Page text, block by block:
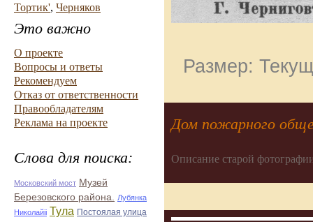
Тортик', Черняков
Это важно
О проекте
Вопросы и ответы
Рекомендуем
Отказ от ответственности
Правообладателям
Реклама на проекте
Слова для поиска:
Московский мост Музей
Березовского района. Лубянка
Николайii Тула Постоялая улица
Размер:
Дом пожарного
Описание старой